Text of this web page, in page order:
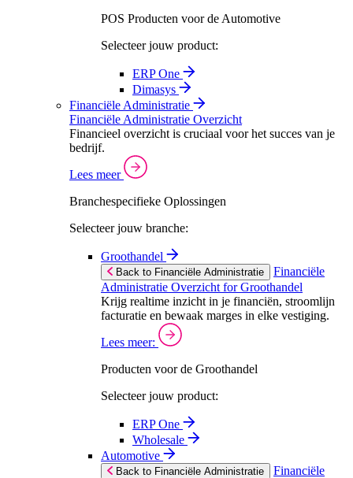
POS Producten voor de Automotive
Selecteer jouw product:
ERP One
Dimasys
Financiële Administratie
Financiële Administratie Overzicht
Financieel overzicht is cruciaal voor het succes van je
bedrijf.
Lees meer
Branchespecifieke Oplossingen
Selecteer jouw branche:
Groothandel
Back to Financiële Administratie
Financiële
Administratie Overzicht for Groothandel
Krijg realtime inzicht in je financiën, stroomlijn
facturatie en bewaak marges in elke vestiging.
Lees meer:
Producten voor de Groothandel
Selecteer jouw product:
ERP One
Wholesale
Automotive
Back to Financiële Administratie
Financiële